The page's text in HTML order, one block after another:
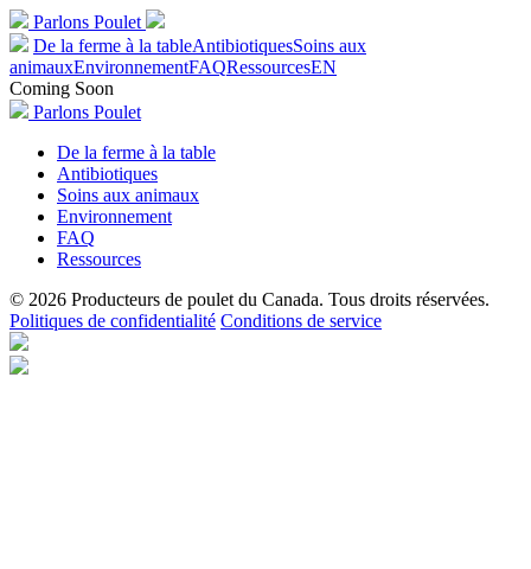
Parlons Poulet
De la ferme à la tableAntibiotiquesSoins aux
animauxEnvironnementFAQRessourcesEN
Coming Soon
Parlons Poulet
De la ferme à la table
Antibiotiques
Soins aux animaux
Environnement
FAQ
Ressources
© 2026 Producteurs de poulet du Canada. Tous droits réservées.
Politiques de confidentialité Conditions de service